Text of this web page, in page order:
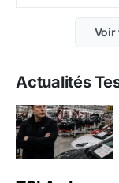
la capacité à
Tesla, Inc. est
automobile,
énergétique et
sensible au
Voir
Actualités